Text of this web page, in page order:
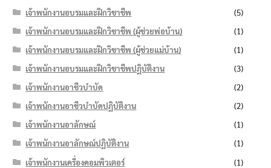
เจ้าพนักงานอบรมและฝึกวิชาชีพ
(5)
เจ้าพนักงานอบรมและฝึกวิชาชีพ (ผู้ช่วยพ่อบ้าน)
(1)
เจ้าพนักงานอบรมและฝึกวิชาชีพ (ผู้ช่วยแม่บ้าน)
(1)
เจ้าพนักงานอบรมและฝึกวิชาชีพปฏิบัติงาน
(3)
เจ้าพนักงานอาชีวบำบัด
(2)
เจ้าพนักงานอาชีวบำบัดปฏิบัติงาน
(2)
เจ้าพนักงานอาลักษณ์
(1)
เจ้าพนักงานอาลักษณ์ปฏิบัติงาน
(1)
เจ้าพนักงานเครื่องคอมพิวเตอร์
(1)